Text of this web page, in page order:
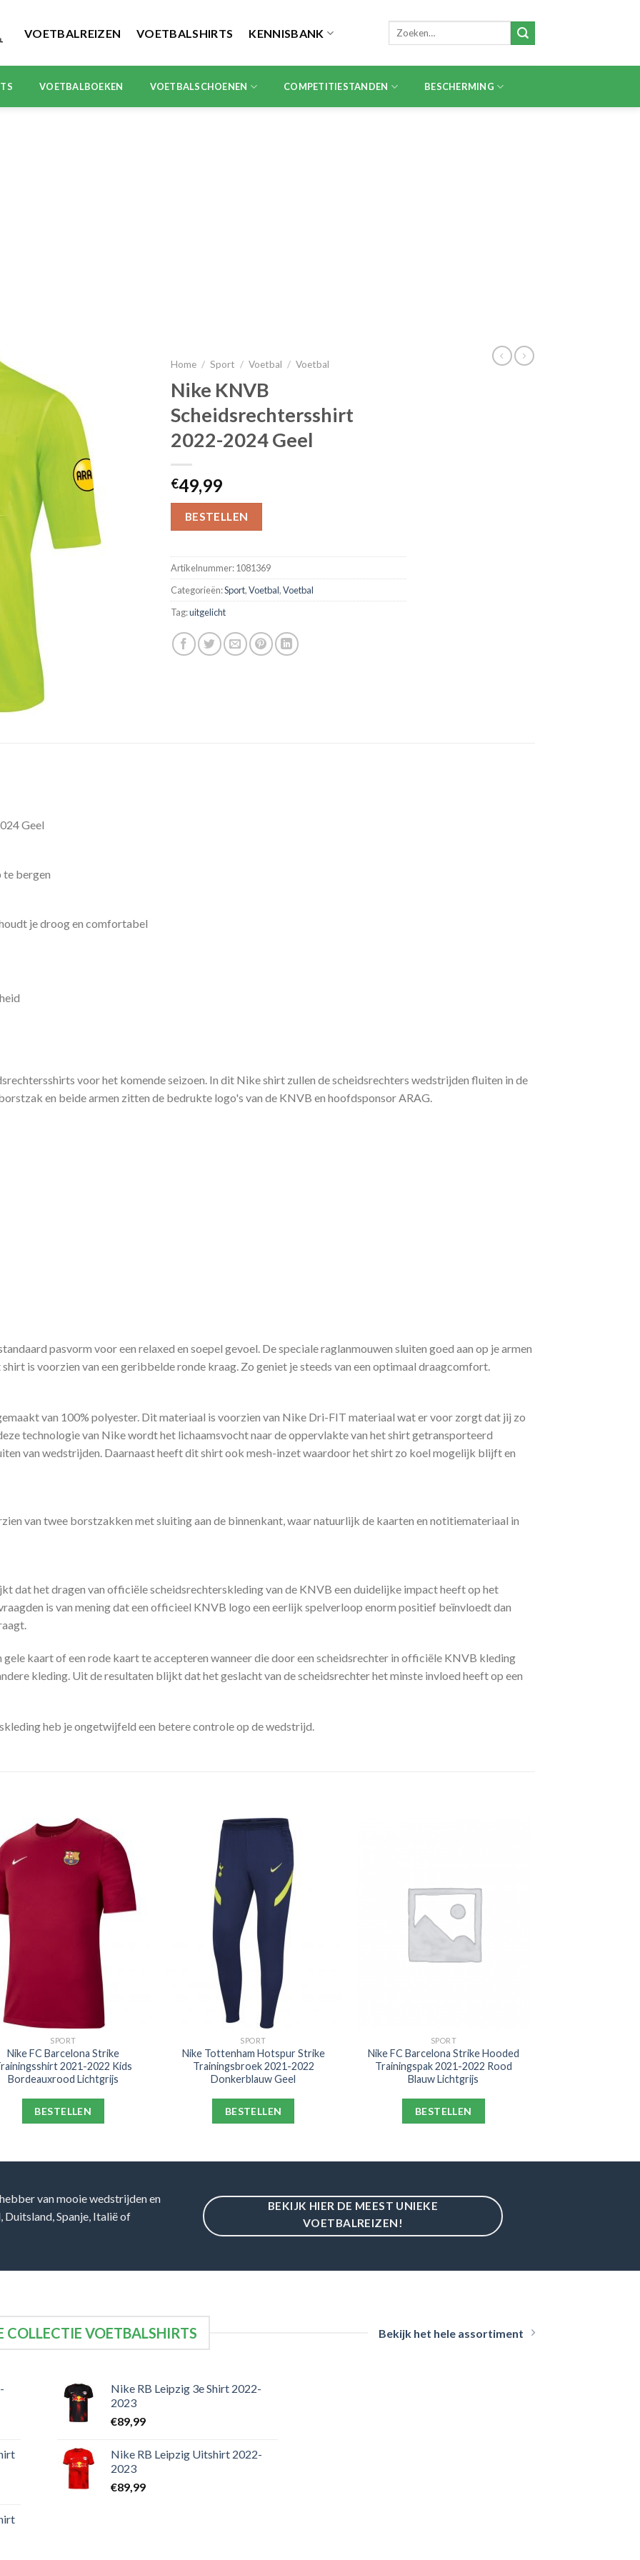
VOETBALREIZEN VOETBALSHIRTS KENNISBANK
Zoeken
VOETBALBOEKEN VOETBALSCHOENEN COMPETITIESTANDEN BESCHERMING
Home / Sport / Voetbal / Voetbal
Nike KNVB
Scheidsrechtersshirt
2022-2024 Geel
€49,99
BESTELLEN
Artikelnummer:1081369
Categorieën:Sport,Voetbal,Voetbal
Tag:uitgelicht
Geel
te bergen
je droog en comfortabel
voor het komende seizoen. In dit Nike shirt zullen de scheidsrechters wedstrijden fluiten in de
en beide armen zitten de bedrukte logo's van de KNVB en hoofdsponsor ARAG.
pasvorm voor een relaxed en soepel gevoel. De speciale raglanmouwen sluiten goed aan op je armen
is voorzien van een geribbelde ronde kraag. Zo geniet je steeds van een optimaal draagcomfort.
van 100% polyester. Dit materiaal is voorzien van Nike Dri-FIT materiaal wat er voor zorgt dat jij zo
technologie van Nike wordt het lichaamsvocht naar de oppervlakte van het shirt getransporteerd
van wedstrijden. Daarnaast heeft dit shirt ook mesh-inzet waardoor het shirt zo koel mogelijk blijft en
van twee borstzakken met sluiting aan de binnenkant, waar natuurlijk de kaarten en notitiemateriaal in
dat het dragen van officiële scheidsrechterskleding van de KNVB een duidelijke impact heeft op het
is van mening dat een officieel KNVB logo een eerlijk spelverloop enorm positief beïnvloedt dan
gele kaart of een rode kaart te accepteren wanneer die door een scheidsrechter in officiële KNVB kleding
kleding. Uit de resultaten blijkt dat het geslacht van de scheidsrechter het minste invloed heeft op een
heb je ongetwijfeld een betere controle op de wedstrijd.
SPORT
Nike FC Barcelona Strike
2021-2022 Kids
Bordeauxrood Lichtgrijs
BESTELLEN
SPORT
Nike Tottenham Hotspur Strike
Trainingsbroek 2021-2022
Donkerblauw Geel
BESTELLEN
SPORT
Nike FC Barcelona Strike Hooded
Trainingspak 2021-2022 Rood
Blauw Lichtgrijs
BESTELLEN
van mooie wedstrijden en
Duitsland, Spanje, Italië of
BEKIJK HIER DE MEEST UNIEKE
VOETBALREIZEN!
COLLECTIE VOETBALSHIRTS Bekijk het hele assortiment
Nike RB Leipzig 3e Shirt 2022-
2023
€89,99
Nike RB Leipzig Uitshirt 2022-
2023
€89,99